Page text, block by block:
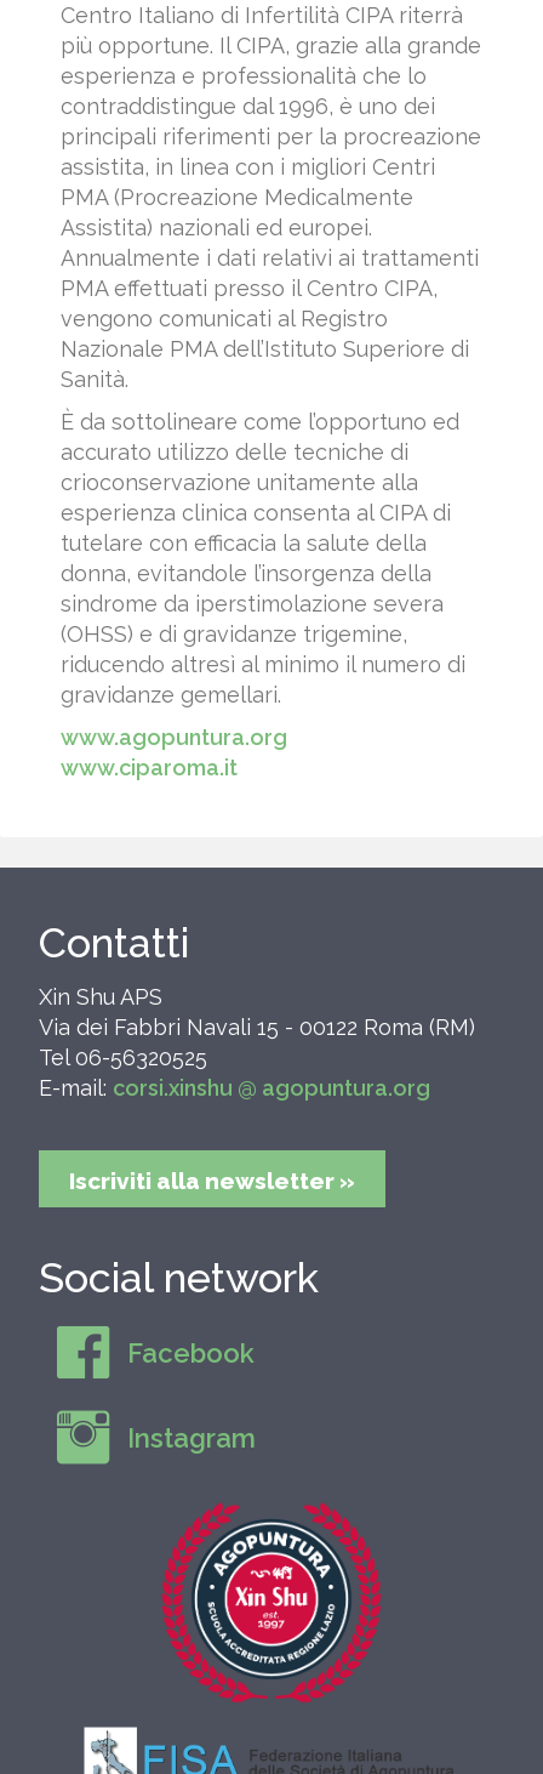
Centro Italiano di Infertilità CIPA riterrà
più opportune. Il CIPA, grazie alla grande
esperienza e professionalità che lo
contraddistingue dal 1996, è uno dei
principali riferimenti per la procreazione
assistita, in linea con i migliori Centri
PMA (Procreazione Medicalmente
Assistita) nazionali ed europei.
Annualmente i dati relativi ai trattamenti
PMA effettuati presso il Centro CIPA,
vengono comunicati al Registro
Nazionale PMA dell’Istituto Superiore di
Sanità.
È da sottolineare come l’opportuno ed
accurato utilizzo delle tecniche di
crioconservazione unitamente alla
esperienza clinica consenta al CIPA di
tutelare con efficacia la salute della
donna, evitandole l’insorgenza della
sindrome da iperstimolazione severa
(OHSS) e di gravidanze trigemine,
riducendo altresì al minimo il numero di
gravidanze gemellari.
www.agopuntura.org
www.ciparoma.it
Contatti
Xin Shu APS
Via dei Fabbri Navali 15 - 00122 Roma (RM)
Tel 06-56320525
E-mail: corsi.xinshu @ agopuntura.org
Iscriviti alla newsletter »
Social network
Facebook
Instagram